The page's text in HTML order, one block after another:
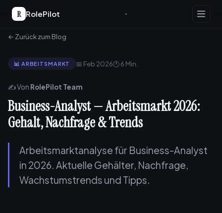
R RolePilot
← Zurück zum Blog
📊 ARBEITSMARKT 📅 Feb 2026🕐 6 Min.
✍️ Von RolePilot Team
Business-Analyst — Arbeitsmarkt 2026:
Gehalt, Nachfrage & Trends
Arbeitsmarktanalyse für Business-Analyst
in 2026. Aktuelle Gehälter, Nachfrage,
Wachstumstrends und Tipps.